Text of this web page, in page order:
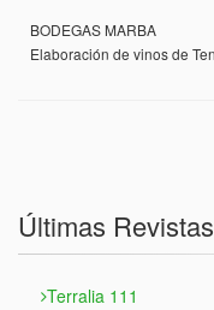
BODEGAS MARBA
Elaboración de vinos de
Últimas Revistas
Terralia 111